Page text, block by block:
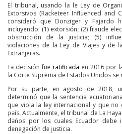
El tribunal, usando la le Ley de
Extorsivos (Racketeer Influenced and
consideró que Donziger y Fajardo
incluyendo: (1) extorsión; (2) fraude
obstrucción de la justicia; (5)
violaciones de la Ley de Viajes y de
Extranjeras.
La decisión fue ratificada en 2016 por
la Corte Suprema de Estados Unidos se
Por su parte, en agosto de 2018,
determinó que la sentencia
que viola la ley internacional y que no
país. Actualmente, el tribunal de La
daños por los cuales Ecuador debe
denegación de justicia.